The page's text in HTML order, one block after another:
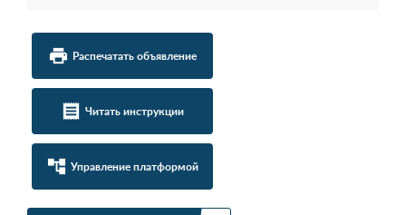
local_printshop Распечатать объявление
receipt Читать инструкции
account_tree Управление платформой